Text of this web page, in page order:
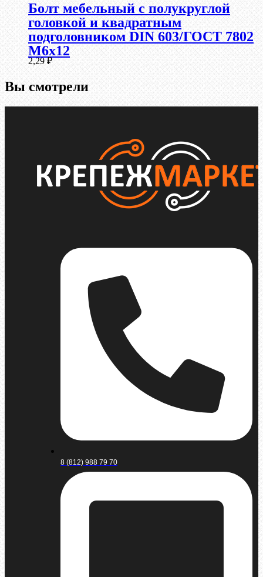
Болт мебельный с полукруглой
головкой и квадратным
подголовником DIN 603/ГОСТ 7802
М6х12
2,29₽
Вы смотрели
8 (812) 988 79 70